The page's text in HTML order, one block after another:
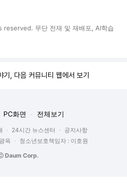
무단 전재 및 재배포, AI학습
기, 다음 커뮤니티 웹에서 보기
PC화면 전체보기
24시간 뉴스센터
공지사항
욱
청소년보호책임자 : 이호원
Daum Corp.